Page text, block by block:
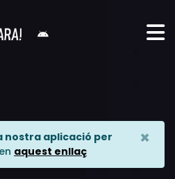
nostra aplicació per
aquest enllaç
×